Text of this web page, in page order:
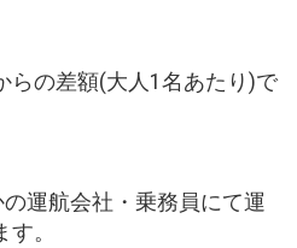
らの差額(大人1名あたり)で
の運航会社・乗務員にて運
。